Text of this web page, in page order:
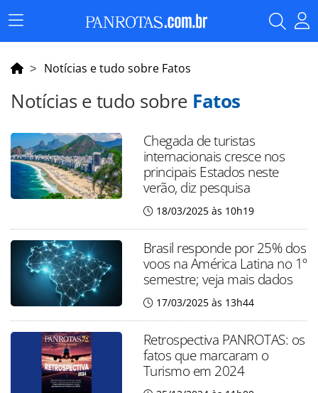
Menu
Principal
Notícias e tudo sobre Fatos
Notícias e tudo sobre Fatos
Chegada de turistas
internacionais cresce nos
principais Estados neste
verão, diz pesquisa
18/03/2025 às 10h19
Brasil responde por 25% dos
voos na América Latina no 1º
semestre; veja mais dados
17/03/2025 às 13h44
Retrospectiva PANROTAS: os
fatos que marcaram o
Turismo em 2024